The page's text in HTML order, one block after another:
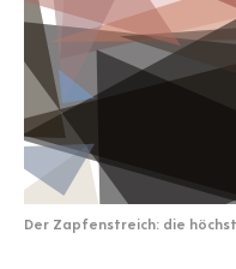
Der Zapfenstreich: die